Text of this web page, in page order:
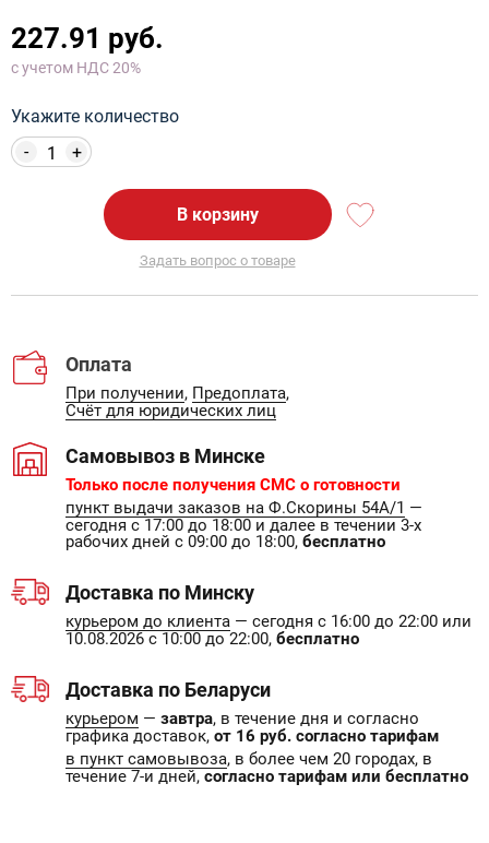
227.91 руб.
с учетом НДС 20%
Укажите количество
+
-
В корзину
Задать вопрос о товаре
Оплата
При получении, Предоплата,
Счёт для юридических лиц
Самовывоз в Минске
Только после получения СМС о готовности
пункт выдачи заказов на Ф.Скорины 54А/1 —
сегодня с 17:00 до 18:00 и далее в течении 3-х
рабочих дней с 09:00 до 18:00, бесплатно
Доставка по Минску
курьером до клиента — сегодня с 16:00 до 22:00 или
10.08.2026 с 10:00 до 22:00, бесплатно
Доставка по Беларуси
курьером — завтра, в течение дня и согласно
графика доставок, от 16 руб. согласно тарифам
в пункт самовывоза, в более чем 20 городах, в
течение 7-и дней, согласно тарифам или бесплатно